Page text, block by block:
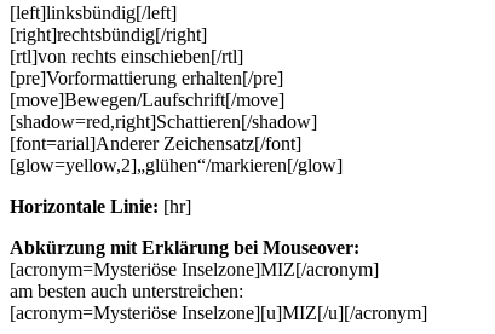
[left]linksbündig[/left]
[right]rechtsbündig[/right]
[rtl]von rechts einschieben[/rtl]
[pre]Vorformattierung erhalten[/pre]
[move]Bewegen/Laufschrift[/move]
[shadow=red,right]Schattieren[/shadow]
[font=arial]Anderer Zeichensatz[/font]
[glow=yellow,2]„glühen“/markieren[/glow]
Horizontale Linie: [hr]
Abkürzung mit Erklärung bei Mouseover:
[acronym=Mysteriöse Inselzone]MIZ[/acronym]
am besten auch unterstreichen:
[acronym=Mysteriöse Inselzone][u]MIZ[/u][/acronym]